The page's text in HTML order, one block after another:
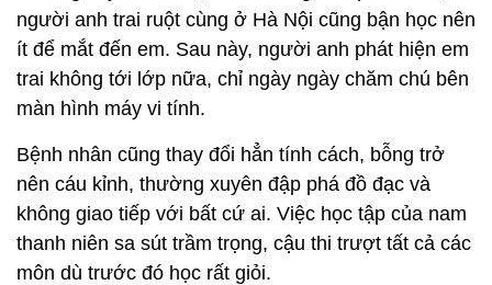
người anh trai ruột cùng ở Hà Nội cũng bận học nên
ít để mắt đến em. Sau này, người anh phát hiện em
trai không tới lớp nữa, chỉ ngày ngày chăm chú bên
màn hình máy vi tính.
Bệnh nhân cũng thay đổi hẳn tính cách, bỗng trở
nên cáu kỉnh, thường xuyên đập phá đồ đạc và
không giao tiếp với bất cứ ai. Việc học tập của nam
thanh niên sa sút trầm trọng, cậu thi trượt tất cả các
môn dù trước đó học rất giỏi.